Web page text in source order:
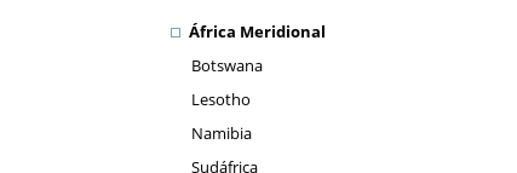
África Meridional
Botswana
Lesotho
Namibia
Sudáfrica